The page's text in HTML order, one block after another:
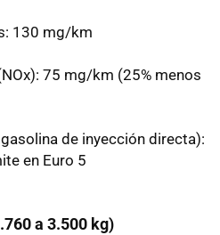
130 mg/km
75 mg/km (25% menos
de inyección directa):
en Euro 5
a 3.500 kg)